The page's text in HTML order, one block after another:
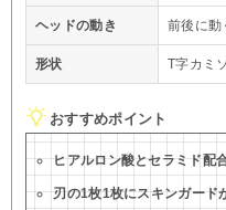
ヘッドの動き 前後に動
形状 T字カミ
おすすめポイント
ヒアルロン酸とセラミド配
刃の1枚1枚にスキンガード